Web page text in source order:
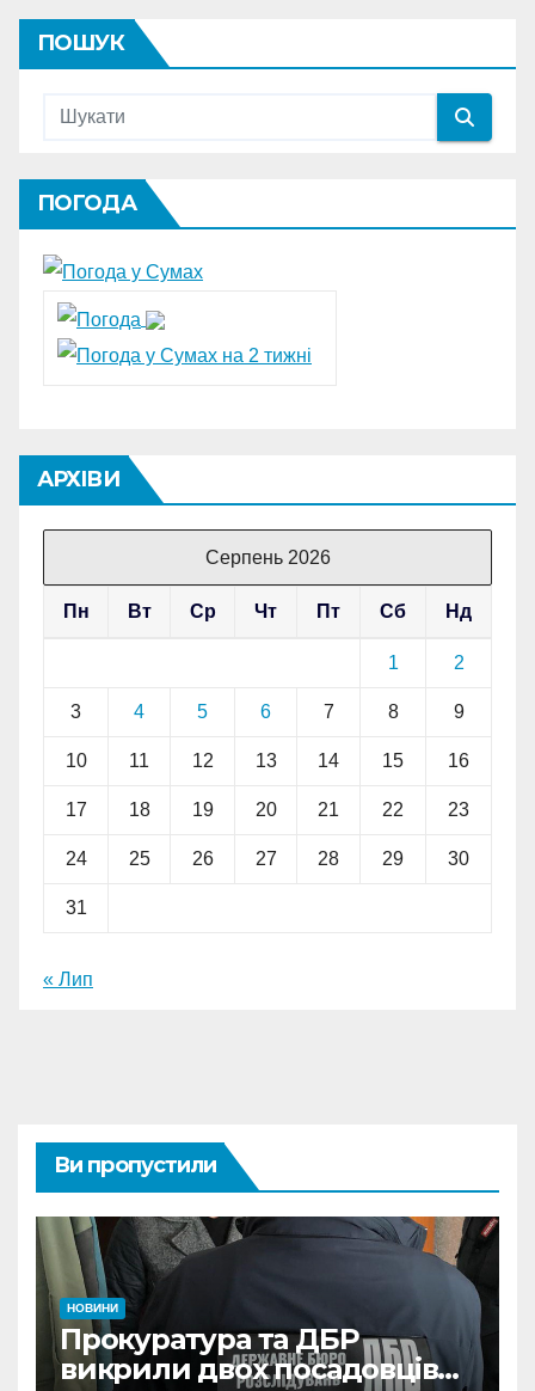
ПОШУК
ПОГОДА
АРХІВИ
Серпень 2026
Пн Вт Ср Чт Пт Сб Нд
1 2
3 4 5 6 7 8 9
10 11 12 13 14 15 16
17 18 19 20 21 22 23
24 25 26 27 28 29 30
31
« Лип
Ви пропустили
НОВИНИ
Прокуратура та ДБР
викрили двох посадовців